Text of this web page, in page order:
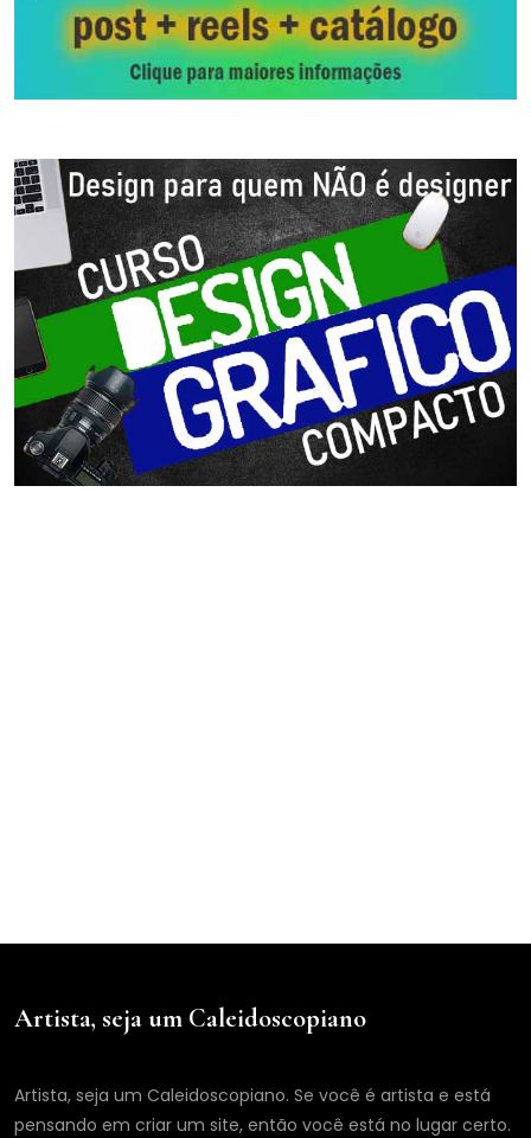
Artista, seja um Caleidoscopiano
Artista, seja um Caleidoscopiano. Se você é artista e está
pensando em criar um site, então você está no lugar certo.